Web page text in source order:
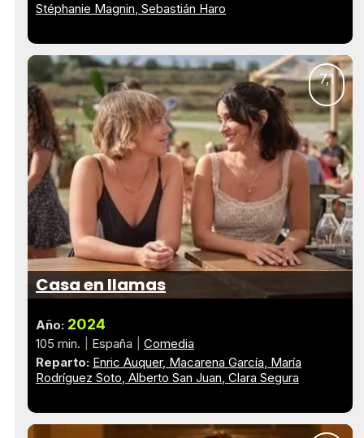
Stéphanie Magnin Sebastián Haro
7,1
Casa en llamas
Año: 2024
105 min. España
Comedia
Reparto: Enric Auquer Macarena García María
Rodríguez Soto Alberto San Juan Clara Segura